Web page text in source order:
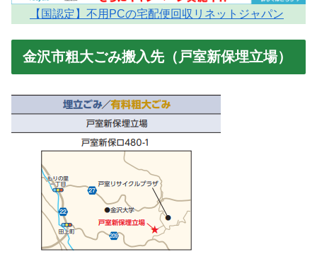
【国認定】不用PCの宅配便回収リネットジャパン
金沢市粗大ごみ搬入先（戸室新保埋立場）